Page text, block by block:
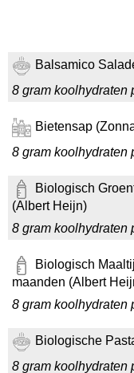
Balsamico
8 gram koolhydraten
Bietensap
8 gram koolhydraten
Biologisch
(Albert Heijn)
8 gram koolhydraten
Biologisch
maanden (Albert
8 gram koolhydraten
Biologische
8 gram koolhydraten